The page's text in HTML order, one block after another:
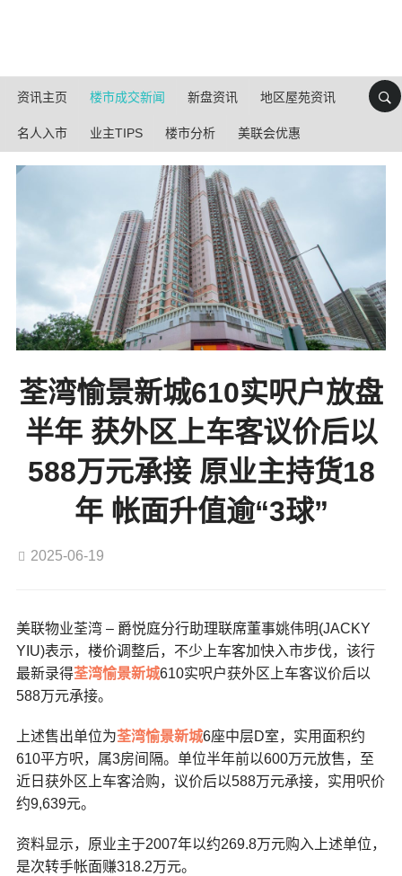
资讯主页 楼市成交新闻 新盘资讯 地区屋苑资讯
名人入市 业主TIPS 楼市分析 美联会优惠
荃湾愉景新城610实呎户放盘
半年 获外区上车客议价后以
588万元承接 原业主持货18
年 帐面升值逾“3球”
2025-06-19
美联物业荃湾 – 爵悦庭分行助理联席董事姚伟明(JACKY
YIU)表示，楼价调整后，不少上车客加快入市步伐，该行
最新录得荃湾愉景新城610实呎户获外区上车客议价后以
588万元承接。
上述售出单位为荃湾愉景新城6座中层D室，实用面积约
610平方呎，属3房间隔。单位半年前以600万元放售，至
近日获外区上车客洽购，议价后以588万元承接，实用呎价
约9,639元。
资料显示，原业主于2007年以约269.8万元购入上述单位，
是次转手帐面赚318.2万元。